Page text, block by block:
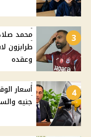
3
محمد
طرابزون
وعقده
4
جنيه والسولار